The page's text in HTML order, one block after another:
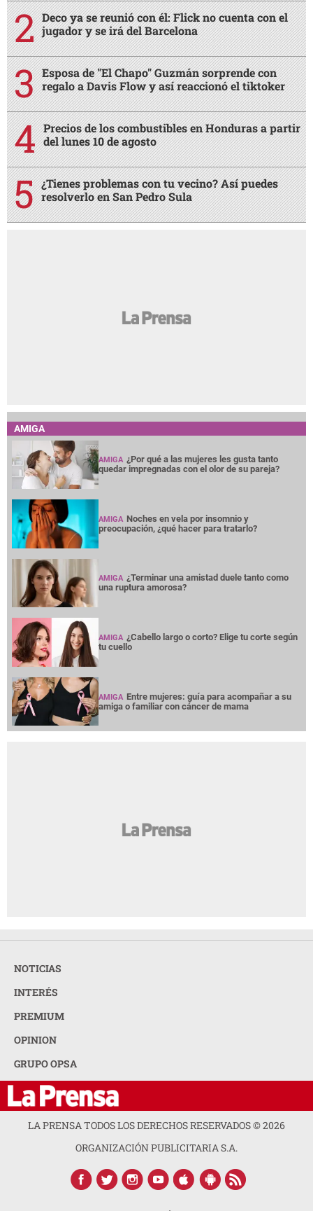
Deco ya se reunió con él: Flick no cuenta con el
jugador y se irá del Barcelona
Esposa de "El Chapo" Guzmán sorprende con
regalo a Davis Flow y así reaccionó el tiktoker
Precios de los combustibles en Honduras a partir
del lunes 10 de agosto
¿Tienes problemas con tu vecino? Así puedes
resolverlo en San Pedro Sula
AMIGA
AMIGA ¿Por qué a las mujeres les gusta tanto
quedar impregnadas con el olor de su pareja?
AMIGA Noches en vela por insomnio y
preocupación, ¿qué hacer para tratarlo?
AMIGA ¿Terminar una amistad duele tanto como
una ruptura amorosa?
AMIGA ¿Cabello largo o corto? Elige tu corte según
tu cuello
AMIGA Entre mujeres: guía para acompañar a su
amiga o familiar con cáncer de mama
NOTICIAS
INTERÉS
PREMIUM
OPINION
GRUPO OPSA
LA PRENSA TODOS LOS DERECHOS RESERVADOS ©2026
ORGANIZACIÓN PUBLICITARIA S.A.